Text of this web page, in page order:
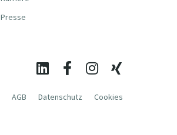
Presse
AGB Datenschutz Cookies